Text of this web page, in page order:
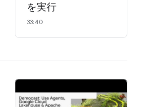
を実行
33:40